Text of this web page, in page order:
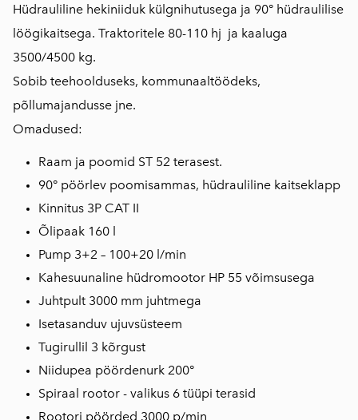
Hüdrauliline hekiniiduk külgnihutusega ja 90° hüdraulilise
löögikaitsega. Traktoritele 80-110 hj ja kaaluga
3500/4500 kg.
Sobib teehoolduseks, kommunaaltöödeks,
põllumajandusse jne.
Omadused:
Raam ja poomid ST 52 terasest.
90° pöörlev poomisammas, hüdrauliline kaitseklapp
Kinnitus 3P CAT II
Õlipaak 160 l
Pump 3+2 – 100+20 l/min
Kahesuunaline hüdromootor HP 55 võimsusega
Juhtpult 3000 mm juhtmega
Isetasanduv ujuvsüsteem
Tugirullil 3 kõrgust
Niidupea pöördenurk 200°
Spiraal rootor - valikus 6 tüüpi terasid
Rootori pöörded 3000 p/min